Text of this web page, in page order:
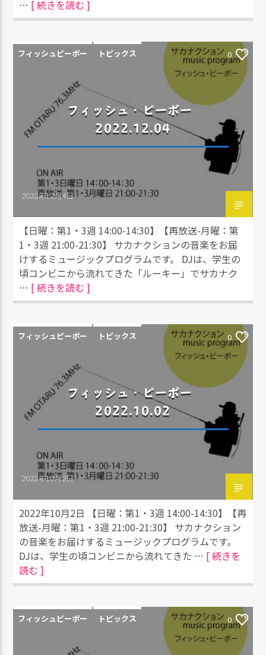
… [ 続きを読む ]
フィッシュピーポー トピックス 0
フィッシュ・ピーポー
2022.12.04
2022年12月4日
【日曜：第1・3週 14:00-14:30】【再放送-月曜：第
1・3週 21:00-21:30】 サカナクションの音楽をお届
けするミュージックプログラムです。 DJは、学生の
頃コンビニから流れてきた「ルーキー」でサカナク
… [ 続きを読む ]
フィッシュピーポー トピックス 0
フィッシュ・ピーポー
2022.10.02
2022年10月2日
2022年10月2日 【日曜：第1・3週 14:00-14:30】【再
放送-月曜：第1・3週 21:00-21:30】 サカナクション
の音楽をお届けするミュージックプログラムです。
DJは、学生の頃コンビニから流れてきた … [ 続きを
読む ]
フィッシュピーポー トピックス 0